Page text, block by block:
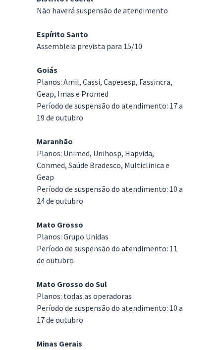
Não haverá suspensão de atendimento
Espírito Santo
Assembleia prevista para 15/10
Goiás
Planos: Amil, Cassi, Capesesp, Fassincra,
Geap, Imas e Promed
Período de suspensão do atendimento: 17 a
19 de outubro
Maranhão
Planos: Unimed, Unihosp, Hapvida,
Conmed, Saúde Bradesco, Multiclinica e
Geap
Período de suspensão do atendimento: 10 a
24 de outubro
Mato Grosso
Planos: Grupo Unidas
Período de suspensão do atendimento: 11
de outubro
Mato Grosso do Sul
Planos: todas as operadoras
Período de suspensão do atendimento: 10 a
17 de outubro
Minas Gerais